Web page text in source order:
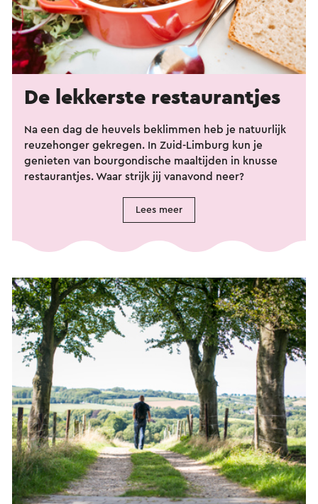
De lekkerste restaurantjes
Na een dag de heuvels beklimmen heb je natuurlijk
reuzehonger gekregen. In Zuid-Limburg kun je
genieten van bourgondische maaltijden in knusse
restaurantjes. Waar strijk jij vanavond neer?
Lees meer